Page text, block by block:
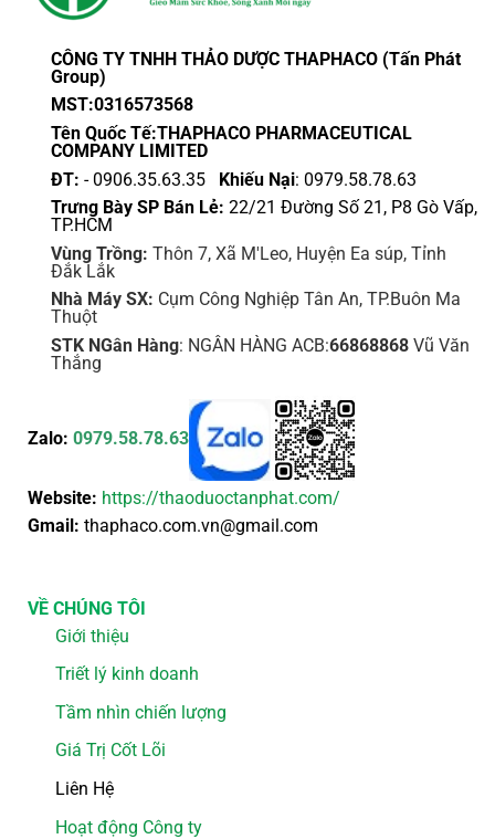
CÔNG TY TNHH THẢO DƯỢC THAPHACO (Tấn Phát
Group)
MST:0316573568
Tên Quốc Tế:THAPHACO PHARMACEUTICAL
COMPANY LIMITED
ĐT: - 0906.35.63.35 Khiếu Nại: 0979.58.78.63
Trưng Bày SP Bán Lẻ: 22/21 Đường Số 21, P8 Gò Vấp,
TP.HCM
Vùng Trồng: Thôn 7, Xã M'Leo, Huyện Ea súp, Tỉnh
Đắk Lắk
Nhà Máy SX: Cụm Công Nghiệp Tân An, TP.Buôn Ma
Thuột
STK NGân Hàng: NGÂN HÀNG ACB:66868868Vũ Văn
Thắng
Zalo: 0979.58.78.63
Website: https://thaoduoctanphat.com/
Gmail: thaphaco.com.vn@gmail.com
VỀ CHÚNG TÔI
Giới thiệu
Triết lý kinh doanh
Tầm nhìn chiến lượng
Giá Trị Cốt Lõi
Liên Hệ
Hoạt động Công ty